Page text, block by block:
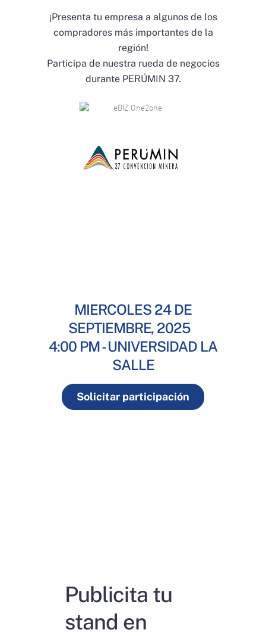
¡Presenta tu empresa a algunos de los
compradores más importantes de la
región!
Participa de nuestra rueda de negocios
durante PERÚMIN 37.
MIERCOLES 24 DE
SEPTIEMBRE, 2025
4:00 PM - UNIVERSIDAD LA
SALLE
Solicitar participación
Publicita tu
stand en